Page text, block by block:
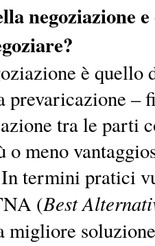
negoziazione
è quello
prevaricazione –
tra le parti
o meno
termini pratici
(Best
migliore